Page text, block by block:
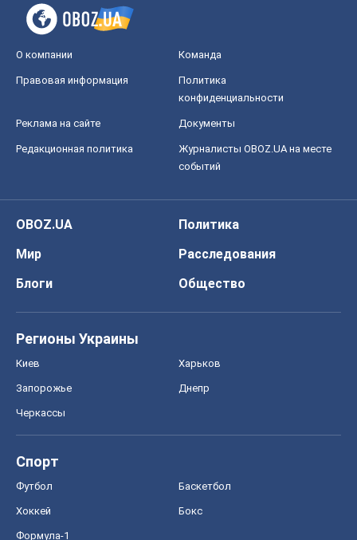
О компании Команда
Правовая информация
Политика
конфиденциальности
Реклама на сайте Документы
Редакционная политика
Журналисты OBOZ.UA на месте
событий
OBOZ.UA
Политика
Мир
Расследования
Блоги
Общество
Регионы Украины
Киев Харьков
Запорожье Днепр
Черкассы
Спорт
Футбол Баскетбол
Хоккей Бокс
Формула-1